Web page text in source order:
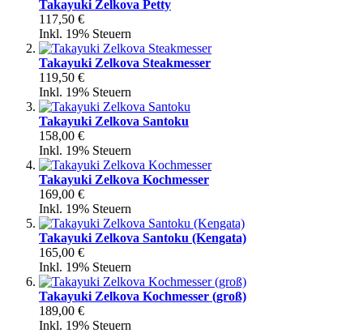
Takayuki Zelkova Petty
117,50 €
Inkl. 19% Steuern
Takayuki Zelkova Steakmesser
119,50 €
Inkl. 19% Steuern
Takayuki Zelkova Santoku
158,00 €
Inkl. 19% Steuern
Takayuki Zelkova Kochmesser
169,00 €
Inkl. 19% Steuern
Takayuki Zelkova Santoku (Kengata)
165,00 €
Inkl. 19% Steuern
Takayuki Zelkova Kochmesser (groß)
189,00 €
Inkl. 19% Steuern